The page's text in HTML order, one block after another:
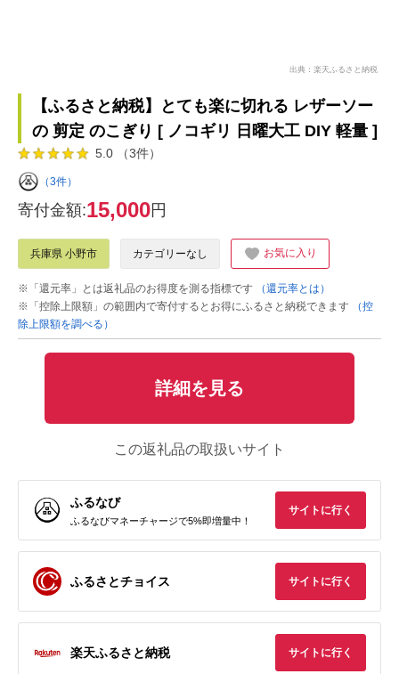
出典：楽天ふるさと納税
【ふるさと納税】とても楽に切れる レザーソー
の 剪定 のこぎり [ ノコギリ 日曜大工 DIY 軽量 ]
5.0 （3件）
（3件）
寄付金額:15,000円
兵庫県 小野市 カテゴリーなし お気に入り
※「還元率」とは返礼品のお得度を測る指標です
（還元率とは）
※「控除上限額」の範囲内で寄付するとお得にふるさと納税できます
（控
除上限額を調べる）
詳細を見る
この返礼品の取扱いサイト
ふるなび
ふるなびマネーチャージで5%即増量中！
サイトに行く
ふるさとチョイス サイトに行く
楽天ふるさと納税 サイトに行く